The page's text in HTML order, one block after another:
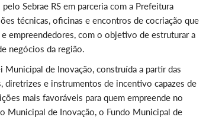
Sebrae RS em parceria com a Prefeitura
técnicas, oficinas e encontros de cocriação que
empreendedores, com o objetivo de estruturar a
negócios da região.
de Inovação, construída a partir das
diretrizes e instrumentos de incentivo capazes de
mais favoráveis para quem empreende no
Municipal de Inovação, o Fundo Municipal de